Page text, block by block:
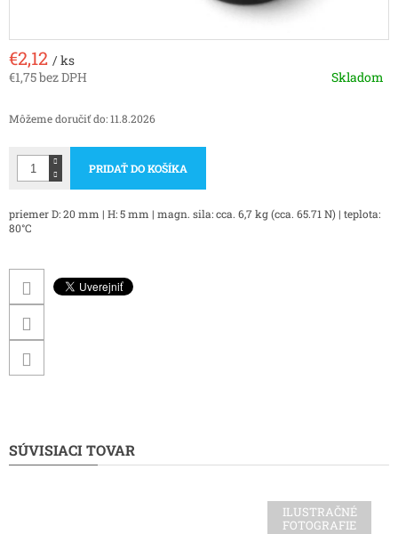
€2,12 / ks
€1,75 bez DPH
cena:
Skladom
Môžeme doručiť do:11.8.2026
PRIDAŤ DO KOŠÍKA
priemer D: 20 mm | H: 5 mm | magn. sila: cca. 6,7 kg (cca. 65.71 N) | teplota:
80°C
SÚVISIACI TOVAR
ILUSTRAČNÉ
FOTOGRAFIE